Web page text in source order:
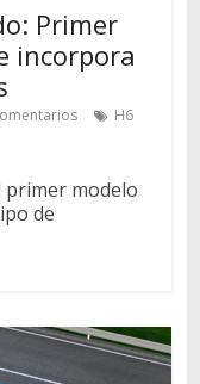
Primer
incorpora
H6
primer modelo
de